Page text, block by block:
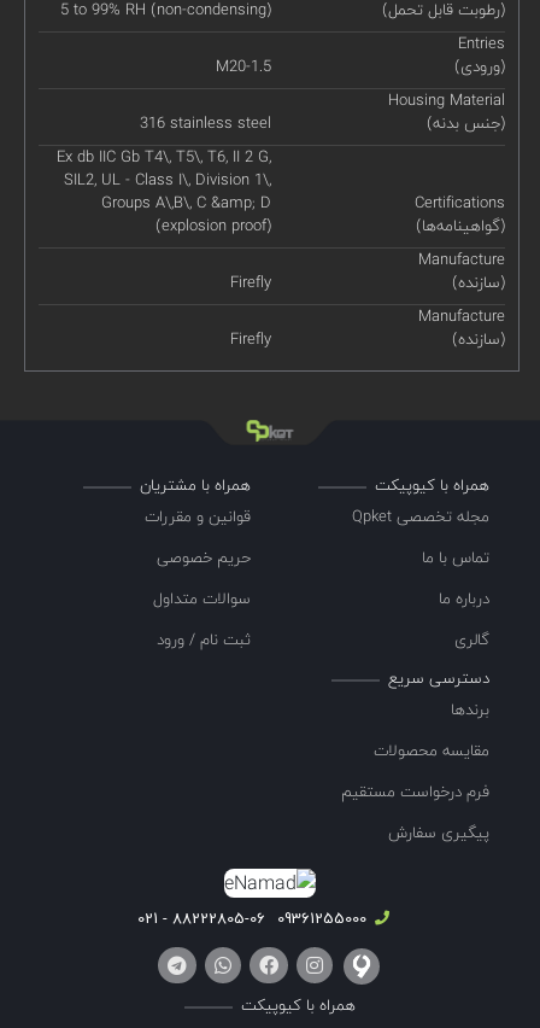
(رطوبت قابل تحمل)
5 to 99% RH (non-condensing)
Entries
(ورودی)
M20-1.5
Housing Material
(جنس بدنه)
316 stainless steel
Certifications
(گواهینامه‌ها)
Ex db IIC Gb T4\, T5\, T6, II 2 G,
SIL2, UL - Class I\, Division 1\,
Groups A\,B\, C &amp; D
(explosion proof)
Manufacture
(سازنده)
Firefly
Manufacture
(سازنده)
Firefly
همراه با کیوپیکت
مجله تخصصی Qpket
تماس با ما
درباره ما
گالری
همراه با مشتریان
قوانین و مقررات
حریم خصوصی
سوالات متداول
ثبت نام / ورود
دسترسی سریع
برندها
مقایسه محصولات
فرم درخواست مستقیم
پیگیری سفارش
09361255000
88222805-06 - 021
همراه با کیوپیکت